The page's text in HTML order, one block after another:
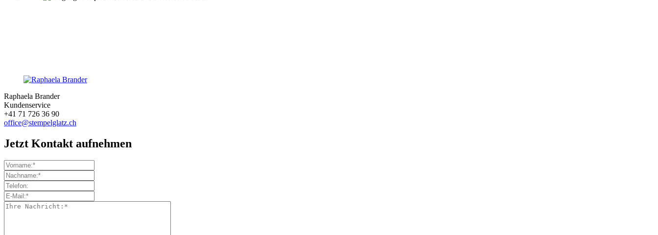
Raphaela Brander
Kundenservice
+41 71 726 36 90
office@stempelglatz.ch
Jetzt Kontakt aufnehmen